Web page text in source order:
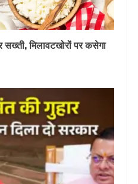
सख्ती, मिलावटखोरों पर कसेगा